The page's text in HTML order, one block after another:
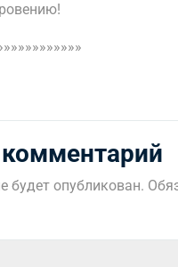
будет опубликован.